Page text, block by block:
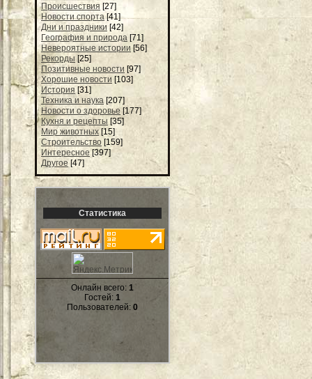
Происшествия [27]
Новости спорта [41]
Дни и праздники [42]
География и природа [71]
Невероятные истории [56]
Рекорды [25]
Позитивные новости [97]
Хорошие новости [103]
История [31]
Техника и наука [207]
Новости о здоровье [177]
Кухня и рецепты [35]
Мир животных [15]
Строительство [159]
Интересное [397]
Другое [47]
Статистика
Онлайн всего: 1
Гостей: 1
Пользователей: 0